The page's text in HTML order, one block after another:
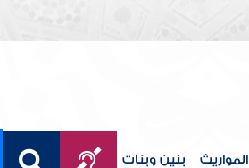
المواريث بنين وبنات